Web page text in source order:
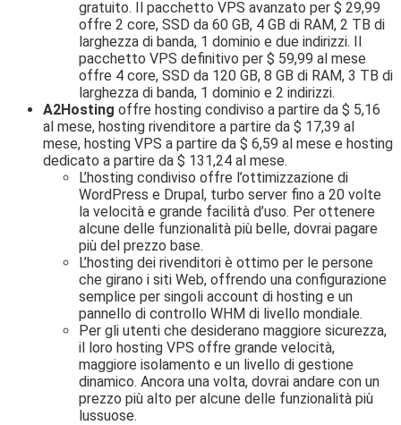
gratuito. Il pacchetto VPS avanzato per $ 29,99
offre 2 core, SSD da 60 GB, 4 GB di RAM, 2 TB di
larghezza di banda, 1 dominio e due indirizzi. Il
pacchetto VPS definitivo per $ 59,99 al mese
offre 4 core, SSD da 120 GB, 8 GB di RAM, 3 TB di
larghezza di banda, 1 dominio e 2 indirizzi.
A2Hosting offre hosting condiviso a partire da $ 5,16
al mese, hosting rivenditore a partire da $ 17,39 al
mese, hosting VPS a partire da $ 6,59 al mese e hosting
dedicato a partire da $ 131,24 al mese.
L’hosting condiviso offre l’ottimizzazione di
WordPress e Drupal, turbo server fino a 20 volte
la velocità e grande facilità d’uso. Per ottenere
alcune delle funzionalità più belle, dovrai pagare
più del prezzo base.
L’hosting dei rivenditori è ottimo per le persone
che girano i siti Web, offrendo una configurazione
semplice per singoli account di hosting e un
pannello di controllo WHM di livello mondiale.
Per gli utenti che desiderano maggiore sicurezza,
il loro hosting VPS offre grande velocità,
maggiore isolamento e un livello di gestione
dinamico. Ancora una volta, dovrai andare con un
prezzo più alto per alcune delle funzionalità più
lussuose.